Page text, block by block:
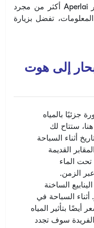
بالنسبة لضيوف Limancepte، يعتبر Aperlai أكثر من مجرد
تفضل بزيارة
إلى هوت
جزئيًا بالمياه
ستتاح لك
أثناء السباحة
القديمة
تحت الماء
الزمن.
الساخنة
أثناء السباحة في
أيضًا بتأثير المياه
الفريدة سوف تجدد